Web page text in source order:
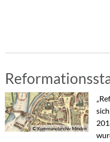
© Kommunalarchiv Minden